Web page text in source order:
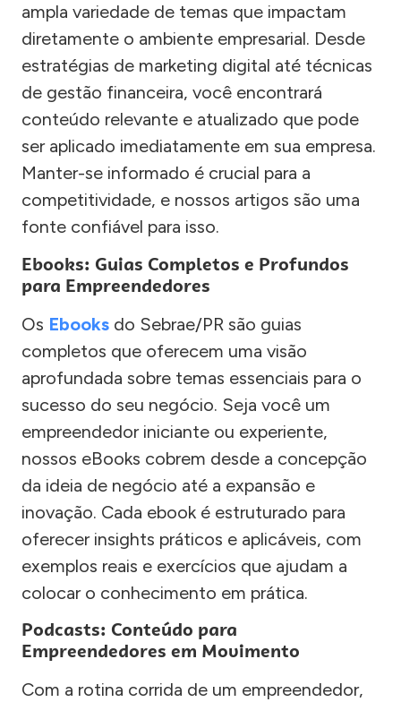
ampla variedade de temas que impactam
diretamente o ambiente empresarial. Desde
estratégias de marketing digital até técnicas
de gestão financeira, você encontrará
conteúdo relevante e atualizado que pode
ser aplicado imediatamente em sua empresa.
Manter-se informado é crucial para a
competitividade, e nossos artigos são uma
fonte confiável para isso.
Ebooks: Guias Completos e Profundos
para Empreendedores
Os Ebooks do Sebrae/PR são guias
completos que oferecem uma visão
aprofundada sobre temas essenciais para o
sucesso do seu negócio. Seja você um
empreendedor iniciante ou experiente,
nossos eBooks cobrem desde a concepção
da ideia de negócio até a expansão e
inovação. Cada ebook é estruturado para
oferecer insights práticos e aplicáveis, com
exemplos reais e exercícios que ajudam a
colocar o conhecimento em prática.
Podcasts: Conteúdo para
Empreendedores em Movimento
Com a rotina corrida de um empreendedor,